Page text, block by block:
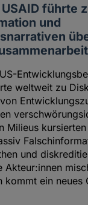
führte
und
weltweit zu
Milieus
und
Akteur:innen
kommt ein neues